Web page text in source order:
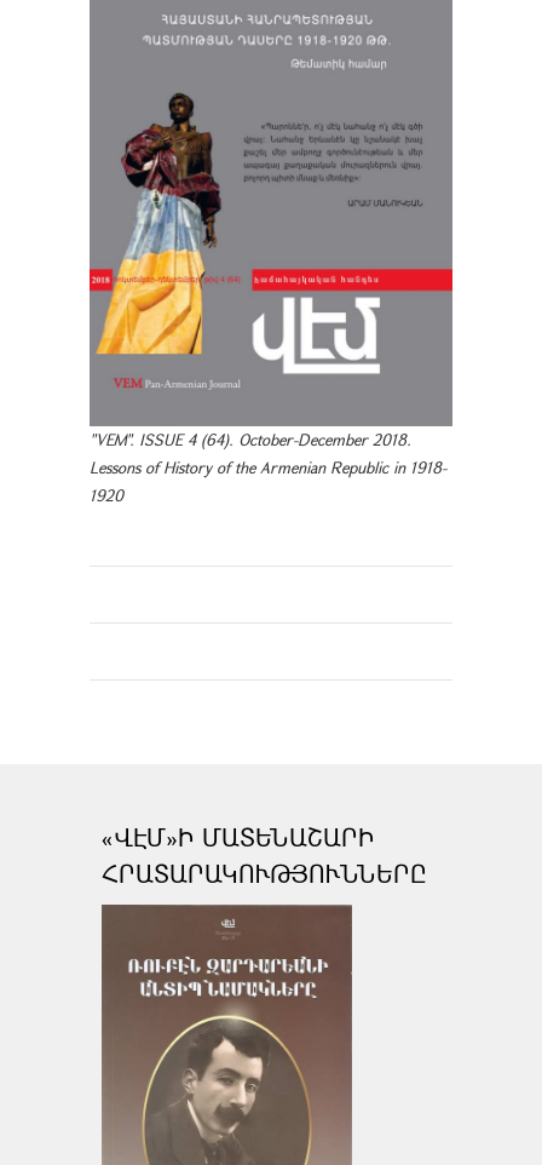
"VEM". ISSUE 4 (64). October-December 2018.
Lessons of History of the Armenian Republic in 1918-
1920
«ՎԷՄ»Ի ՄԱՏԵՆԱՇԱՐԻ
ՀՐԱՏԱՐԱԿՈՒԹՅՈՒՆՆԵՐԸ